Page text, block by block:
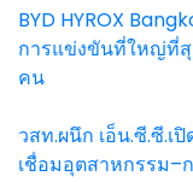
BYD HYROX
การแข่งขันที่ใหญ่ที่สุ
คน
วสท.ผนึก เอ็น.ซี.ซี.เ
เชื่อมอุตสาหกรรม–